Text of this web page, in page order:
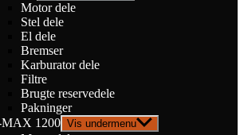
Motor dele
Stel dele
El dele
Bremser
Karburator dele
Filtre
Brugte reservedele
Pakninger
1200 Vis undermenu